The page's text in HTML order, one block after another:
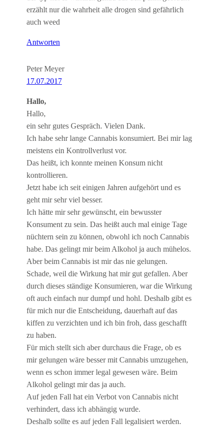
erzählt nur die wahrheit alle drogen sind gefährlich
auch weed
Antworten
Peter Meyer
17.07.2017
Hallo,
Hallo,
ein sehr gutes Gespräch. Vielen Dank.
Ich habe sehr lange Cannabis konsumiert. Bei mir lag
meistens ein Kontrollverlust vor.
Das heißt, ich konnte meinen Konsum nicht
kontrollieren.
Jetzt habe ich seit einigen Jahren aufgehört und es
geht mir sehr viel besser.
Ich hätte mir sehr gewünscht, ein bewusster
Konsument zu sein. Das heißt auch mal einige Tage
nüchtern sein zu können, obwohl ich noch Cannabis
habe. Das gelingt mir beim Alkohol ja auch mühelos.
Aber beim Cannabis ist mir das nie gelungen.
Schade, weil die Wirkung hat mir gut gefallen. Aber
durch dieses ständige Konsumieren, war die Wirkung
oft auch einfach nur dumpf und hohl. Deshalb gibt es
für mich nur die Entscheidung, dauerhaft auf das
kiffen zu verzichten und ich bin froh, dass geschafft
zu haben.
Für mich stellt sich aber durchaus die Frage, ob es
mir gelungen wäre besser mit Cannabis umzugehen,
wenn es schon immer legal gewesen wäre. Beim
Alkohol gelingt mir das ja auch.
Auf jeden Fall hat ein Verbot von Cannabis nicht
verhindert, dass ich abhängig wurde.
Deshalb sollte es auf jeden Fall legalisiert werden.